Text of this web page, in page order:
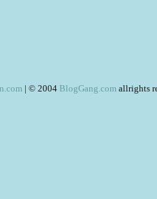
| © 2004 BlogGang.com allrights